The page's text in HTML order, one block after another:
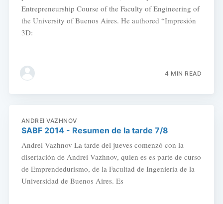
Entrepreneurship Course of the Faculty of Engineering of
the University of Buenos Aires. He authored “Impresión
3D:
4 MIN READ
ANDREI VAZHNOV
SABF 2014 - Resumen de la tarde 7/8
Andrei Vazhnov La tarde del jueves comenzó con la
disertación de Andrei Vazhnov, quien es es parte de curso
de Emprendedurismo, de la Facultad de Ingeniería de la
Universidad de Buenos Aires. Es